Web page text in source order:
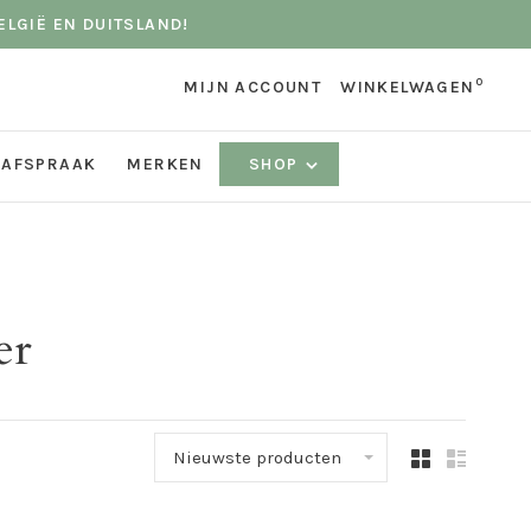
EN DUITSLAND!
MIJN ACCOUNT WINKELWAGEN 0
MERKEN SHOP
Nieuwste producten